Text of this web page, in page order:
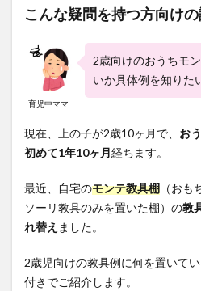
こんな疑問を持つ方向け
育児中ママ
2歳向けのおうちモ
いか具体例を知りた
現在、上の子が2歳10ヶ月で、 お
初めて1年10ヶ月経ちます。
最近、自宅のモンテ教具棚 （お
ソーリ教具のみを置いた棚）の教
れ替え ました。
2歳児向けの教具例に何を置いて
付きでご紹介します。